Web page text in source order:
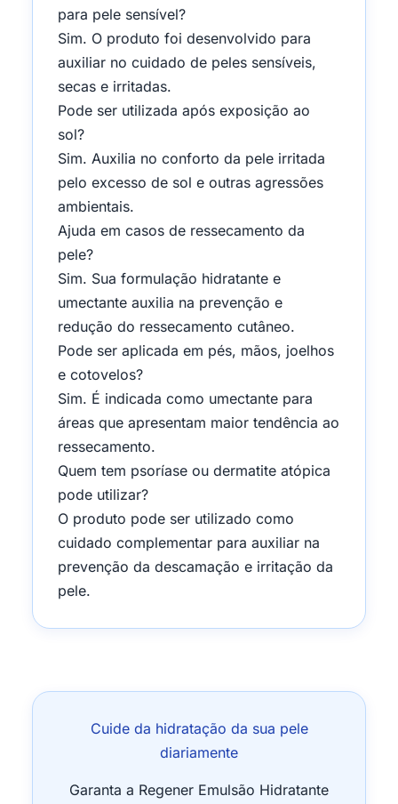
para pele sensível?
Sim. O produto foi desenvolvido para
auxiliar no cuidado de peles sensíveis,
secas e irritadas.
Pode ser utilizada após exposição ao
sol?
Sim. Auxilia no conforto da pele irritada
pelo excesso de sol e outras agressões
ambientais.
Ajuda em casos de ressecamento da
pele?
Sim. Sua formulação hidratante e
umectante auxilia na prevenção e
redução do ressecamento cutâneo.
Pode ser aplicada em pés, mãos, joelhos
e cotovelos?
Sim. É indicada como umectante para
áreas que apresentam maior tendência ao
ressecamento.
Quem tem psoríase ou dermatite atópica
pode utilizar?
O produto pode ser utilizado como
cuidado complementar para auxiliar na
prevenção da descamação e irritação da
pele.
Cuide da hidratação da sua pele
diariamente
Garanta a Regener Emulsão Hidratante